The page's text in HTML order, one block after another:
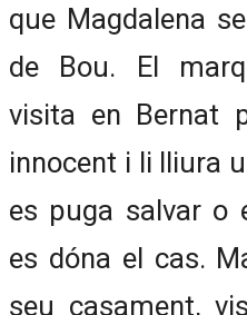
que Magdalena
de Bou. El
visita en Bernat
innocent i li lliura
es puga salvar o
es dóna el cas.
seu casament,